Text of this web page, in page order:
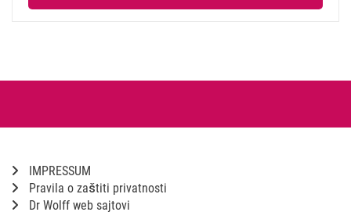
IMPRESSUM
Pravila o zaštiti privatnosti
Dr Wolff web sajtovi